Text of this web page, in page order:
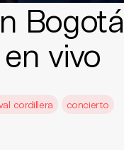
vivo
cordillera
concierto